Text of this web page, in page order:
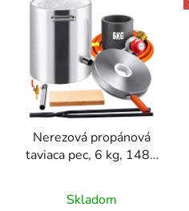
Nerezová propánová
taviaca pec, 6 kg, 1482
sada s plynovým
Skladom